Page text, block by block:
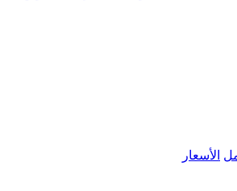
الأسعار